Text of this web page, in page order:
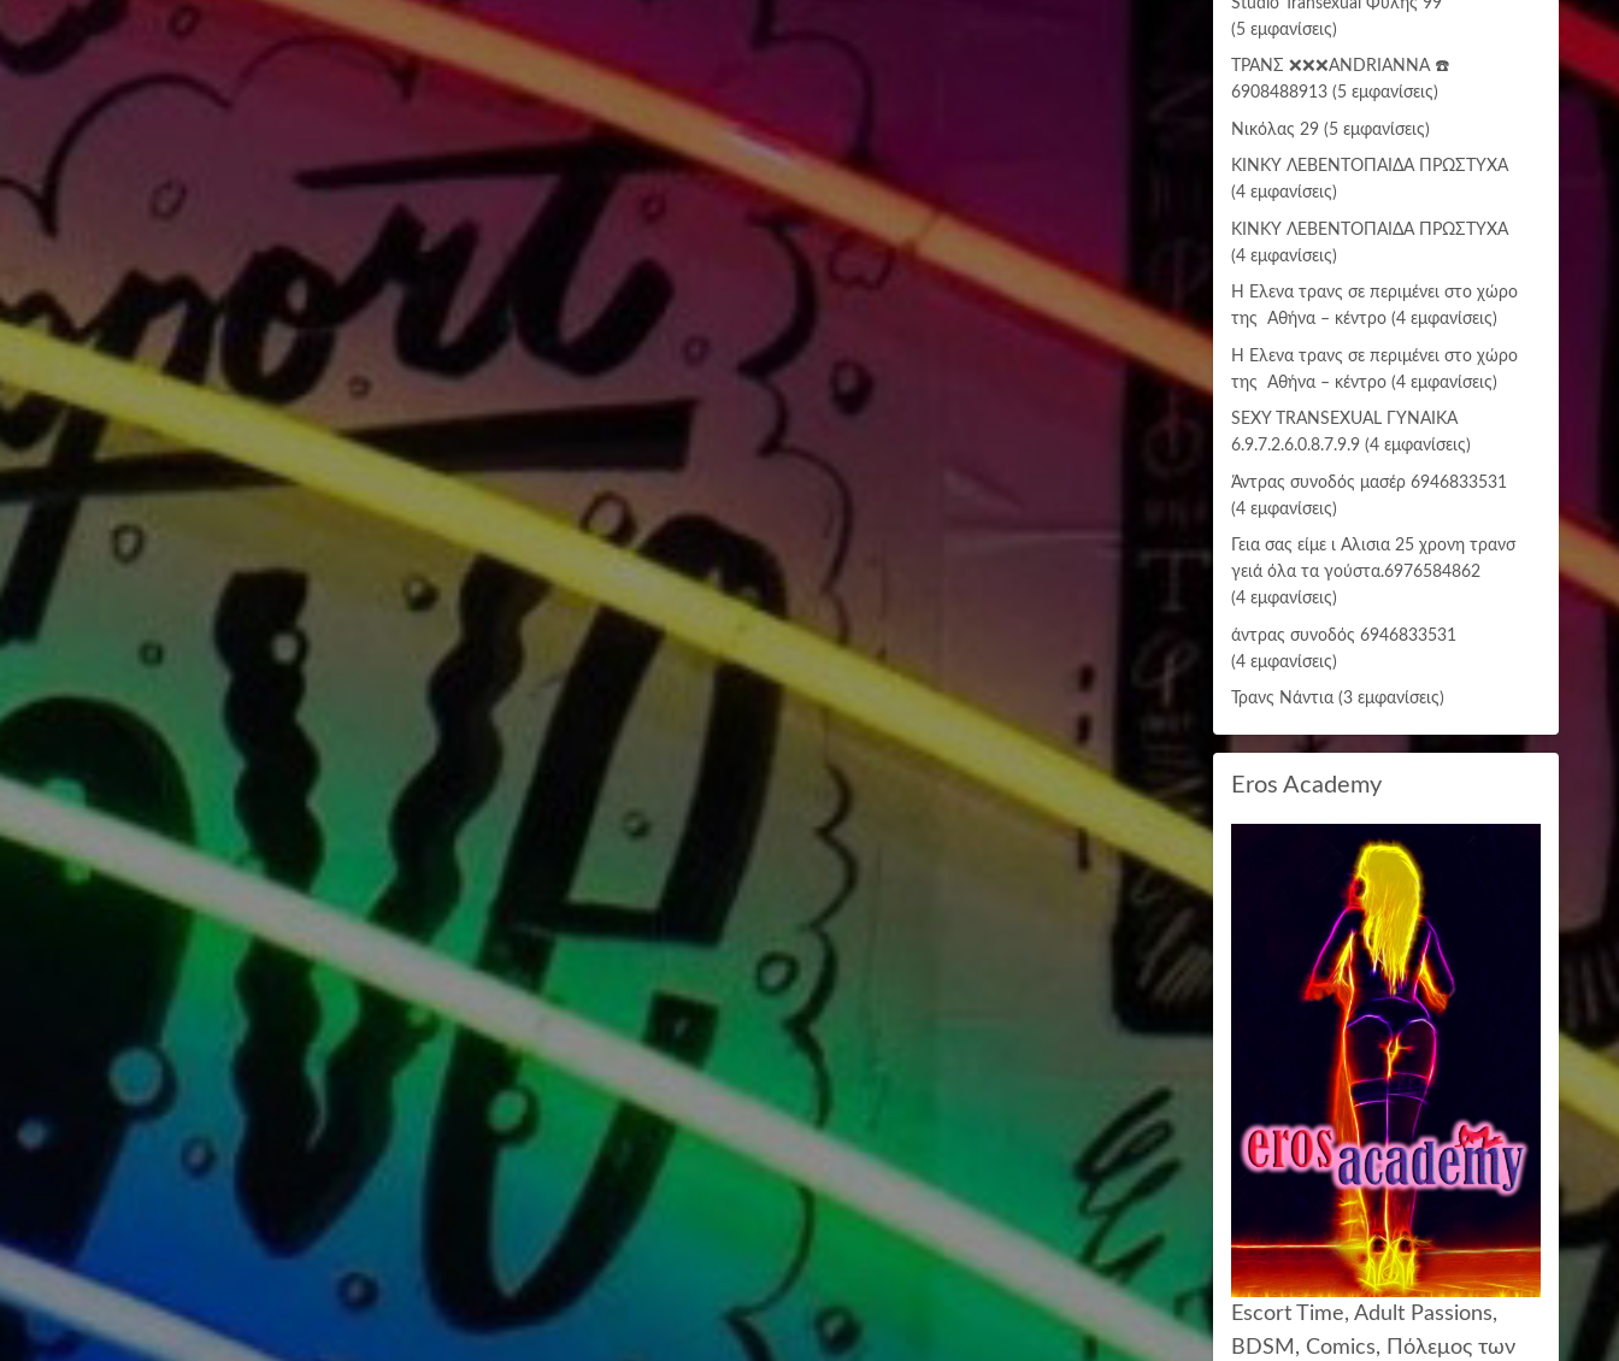
(5 εμφανίσεις)
ΤΡΑΝΣ ❌❌❌ANDRIANNA ☎️
6908488913(5 εμφανίσεις)
Νικόλας 29(5 εμφανίσεις)
ΚΙΝΚΥ ΛΕΒΕΝΤΟΠΑΙΔΑ ΠΡΩΣΤΥΧΑ
(4 εμφανίσεις)
ΚΙΝΚΥ ΛΕΒΕΝΤΟΠΑΙΔΑ ΠΡΩΣΤΥΧΑ
(4 εμφανίσεις)
Η Έλενα τρανς σε περιμένει στο χώρο
της Αθήνα – κέντρο(4 εμφανίσεις)
Η Έλενα τρανς σε περιμένει στο χώρο
της Αθήνα – κέντρο(4 εμφανίσεις)
SEXY TRANSEXUAL ΓΥΝΑΙΚΑ
6.9.7.2.6.0.8.7.9.9(4 εμφανίσεις)
Άντρας συνοδός μασέρ 6946833531
(4 εμφανίσεις)
Γεια σας είμε ι Αλισια 25 χρονη τρανσ
γειά όλα τα γούστα.6976584862
(4 εμφανίσεις)
άντρας συνοδός 6946833531
(4 εμφανίσεις)
Τρανς Νάντια(3 εμφανίσεις)
Eros Academy
Escort Time, Adult Passions,
BDSM, Comics, Πόλεμος των